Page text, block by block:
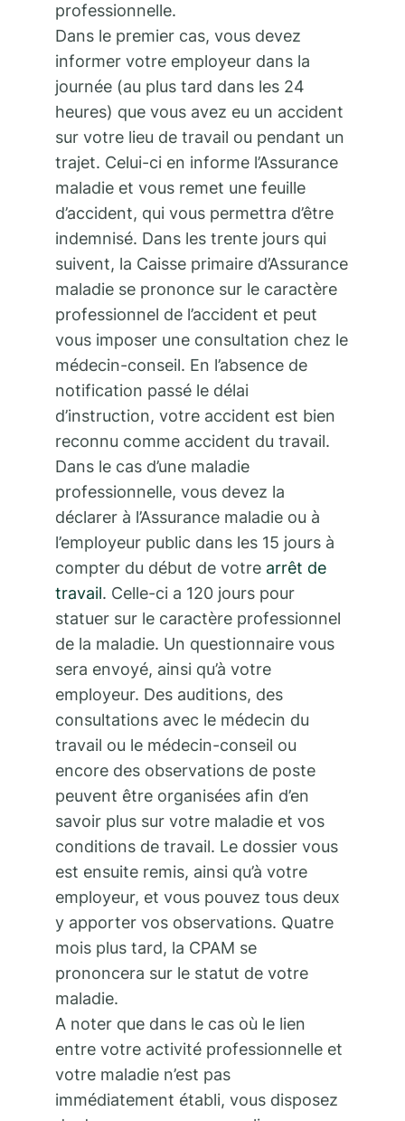
professionnelle.
Dans le premier cas, vous devez
informer votre employeur dans la
journée (au plus tard dans les 24
heures) que vous avez eu un accident
sur votre lieu de travail ou pendant un
trajet. Celui-ci en informe l’Assurance
maladie et vous remet une feuille
d’accident, qui vous permettra d’être
indemnisé. Dans les trente jours qui
suivent, la Caisse primaire d’Assurance
maladie se prononce sur le caractère
professionnel de l’accident et peut
vous imposer une consultation chez le
médecin-conseil. En l’absence de
notification passé le délai
d’instruction, votre accident est bien
reconnu comme accident du travail.
Dans le cas d’une maladie
professionnelle, vous devez la
déclarer à l’Assurance maladie ou à
l’employeur public dans les 15 jours à
compter du début de votre arrêt de
travail. Celle-ci a 120 jours pour
statuer sur le caractère professionnel
de la maladie. Un questionnaire vous
sera envoyé, ainsi qu’à votre
employeur. Des auditions, des
consultations avec le médecin du
travail ou le médecin-conseil ou
encore des observations de poste
peuvent être organisées afin d’en
savoir plus sur votre maladie et vos
conditions de travail. Le dossier vous
est ensuite remis, ainsi qu’à votre
employeur, et vous pouvez tous deux
y apporter vos observations. Quatre
mois plus tard, la CPAM se
prononcera sur le statut de votre
maladie.
A noter que dans le cas où le lien
entre votre activité professionnelle et
votre maladie n’est pas
immédiatement établi, vous disposez